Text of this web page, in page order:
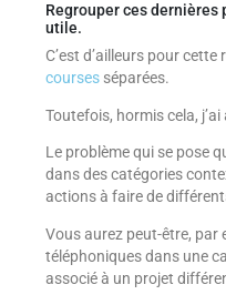
Regrouper ces dernières
utile.
C’est d’ailleurs pour cette
coursesséparées.
Toutefois, hormis cela,
Le problème qui se pose
dans des catégories
actions à faire de
Vous aurez peut-être, par
téléphoniques dans une
associé à un projet